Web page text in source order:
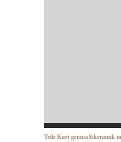
Teile Kurt genuss&keramik